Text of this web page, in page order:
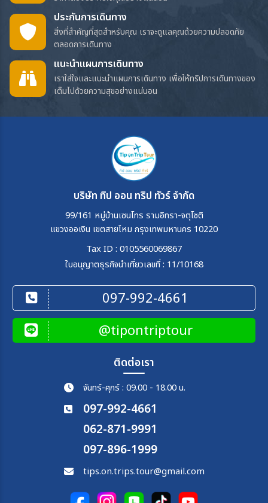
ประกันการเดินทาง
สิ่งที่สำคัญที่สุดสำหรับคุณ เราจะดูแลคุณด้วยความปลอดภัย
ตลอดการเดินทาง
แนะนำแผนการเดินทาง
เราใส่ใจและแนะนำแผนการเดินทาง เพื่อให้ทริปการเดินทางของ
เต็มไปด้วยความสุขอย่างแน่นอน
บริษัท ทิป ออน ทริป ทัวร์ จำกัด
99/161 หมู่บ้านเซนโทร รามอิทรา-จตุโชติ
แขวงออเงิน เขตสายไหม กรุงเทพมหานคร 10220
Tax ID : 0105560069867
ใบอนุญาตธุรกิจนำเที่ยวเลขที่ : 11/10168
097-992-4661
@tipontriptour
ติดต่อเรา
จันทร์-ศุกร์ : 09.00 - 18.00 น.
097-992-4661
062-871-9991
097-896-1999
tips.on.trips.tour@gmail.com